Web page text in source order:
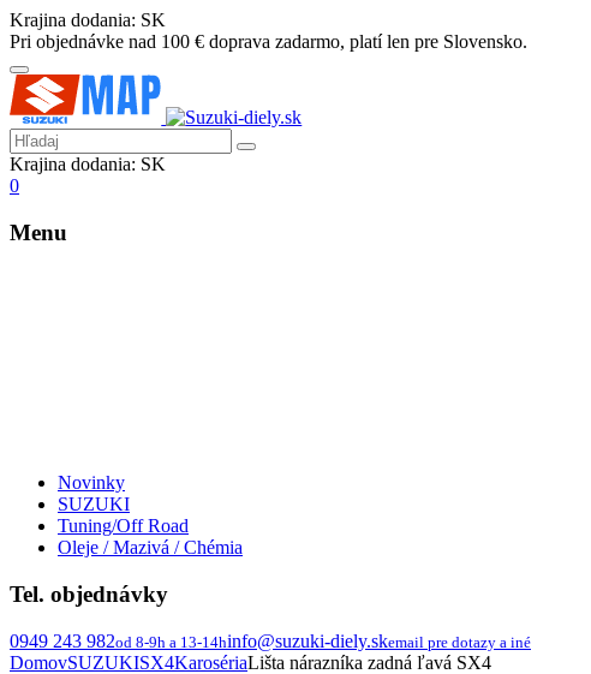
Krajina dodania: SK
Pri objednávke nad 100 € doprava zadarmo, platí len pre Slovensko.
Krajina dodania: SK
0
Menu
Novinky
SUZUKI
Tuning/Off Road
Oleje / Mazivá / Chémia
Tel. objednávky
0949 243 982od 8-9h a 13-14hinfo@suzuki-diely.skemail pre dotazy a iné
DomovSUZUKISX4KarosériaLišta nárazníka zadná ľavá SX4